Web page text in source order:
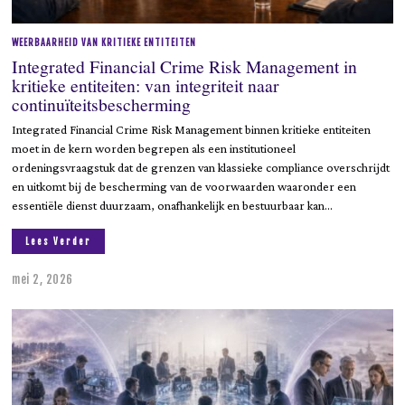
WEERBAARHEID VAN KRITIEKE ENTITEITEN
Integrated Financial Crime Risk Management in
kritieke entiteiten: van integriteit naar
continuïteitsbescherming
Integrated Financial Crime Risk Management binnen kritieke entiteiten
moet in de kern worden begrepen als een institutioneel
ordeningsvraagstuk dat de grenzen van klassieke compliance overschrijdt
en uitkomt bij de bescherming van de voorwaarden waaronder een
essentiële dienst duurzaam, onafhankelijk en bestuurbaar kan…
Lees Verder
mei 2, 2026
i
2
,
2
0
2